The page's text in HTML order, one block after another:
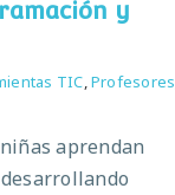
y
TIC Profesores
aprendan